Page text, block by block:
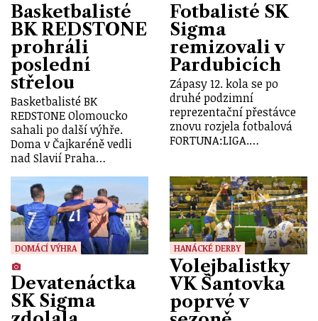
Basketbalisté
BK REDSTONE
prohráli
poslední
střelou
Basketbalisté BK
REDSTONE Olomoucko
sahali po další výhře.
Doma v Čajkaréně vedli
nad Slavií Praha…
Fotbalisté SK
Sigma
remizovali v
Pardubicích
Zápasy 12. kola se po
druhé podzimní
reprezentační přestávce
znovu rozjela fotbalová
FORTUNA:LIGA.…
DOMÁCÍ VÝHRA
Devatenáctka
SK Sigma
HANÁCKÉ DERBY
Volejbalistky
VK Šantovka
poprvé v